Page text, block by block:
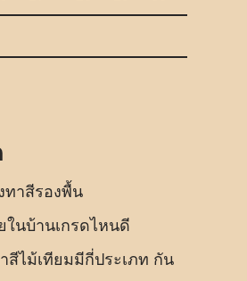
าสีรองพื้น
ในบ้านเกรดไหนดี
สีไม้เทียมมีกี่ประเภท กัน